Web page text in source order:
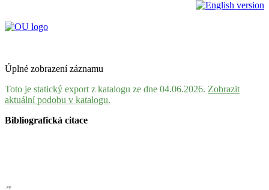
Úplné zobrazení záznamu
Toto je statický export z katalogu ze dne 04.06.2026. Zobrazit
aktuální podobu v katalogu.
Bibliografická citace